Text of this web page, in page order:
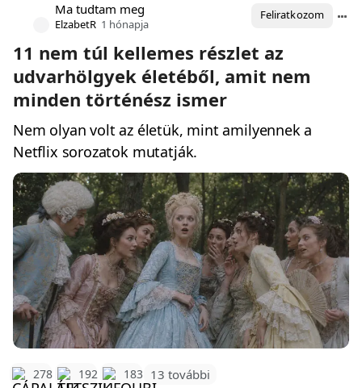
Ma tudtam meg
ElzabetR 1 hónapja
Feliratkozom
11 nem túl kellemes részlet az
udvarhölgyek életéből, amit nem
minden történész ismer
Nem olyan volt az életük, mint amilyennek a
Netflix sorozatok mutatják.
278 192 183 13 további